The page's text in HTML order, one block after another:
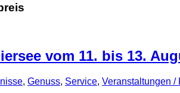
vom 11. bis 13.
, Genuss, Service, Veranstaltungen /